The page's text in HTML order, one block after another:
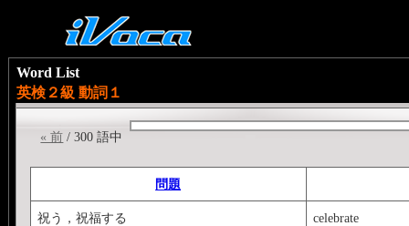
Word List
英検２級 動詞１
« 前 / 300 語中
問題
祝う，祝福する celebrate